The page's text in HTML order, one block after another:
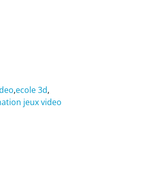
,ecole 3d,
jeux video